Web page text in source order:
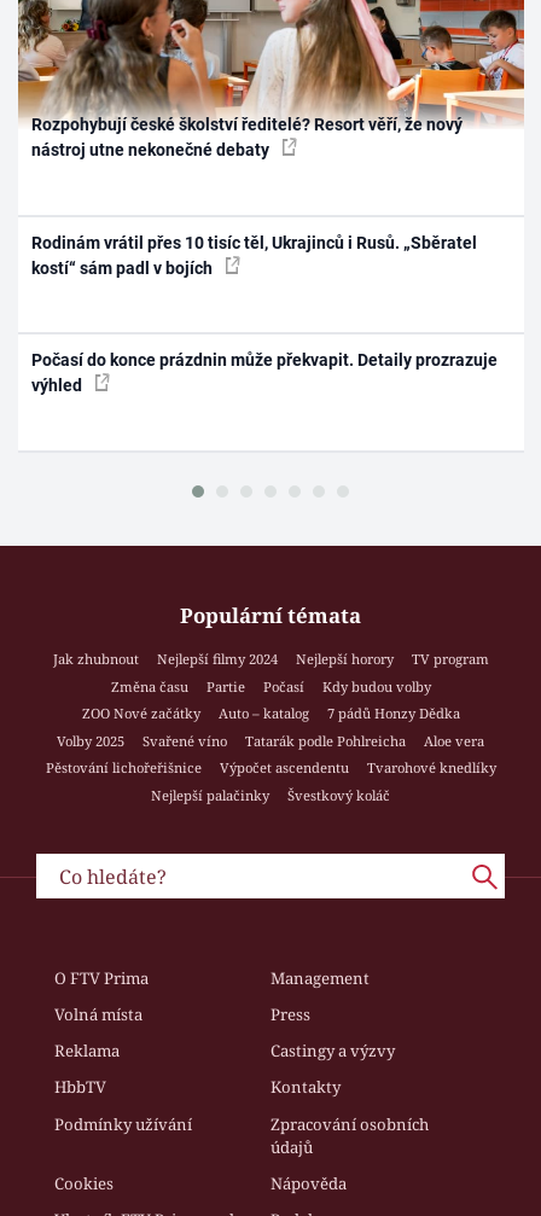
Rozpohybují české školství ředitelé? Resort věří, že nový
nástroj utne nekonečné debaty
Rodinám vrátil přes 10 tisíc těl, Ukrajinců i Rusů. „Sběratel
kostí“ sám padl v bojích
Počasí do konce prázdnin může překvapit. Detaily prozrazuje
výhled
Populární témata
Jak zhubnout Nejlepší filmy 2024 Nejlepší horory
TV program
Změna času
Partie Počasí
Kdy budou volby
ZOO Nové začátky
Auto – katalog
7 pádů Honzy Dědka
Volby 2025
Svařené víno Tatarák podle Pohlreicha
Aloe vera
Pěstování lichořeřišnice
Výpočet ascendentu
Tvarohové knedlíky
Nejlepší palačinky
Švestkový koláč
O FTV Prima
Management
Volná místa
Press
Reklama
Castingy a výzvy
HbbTV
Kontakty
Podmínky užívání
Zpracování osobních
údajů
Cookies
Nápověda